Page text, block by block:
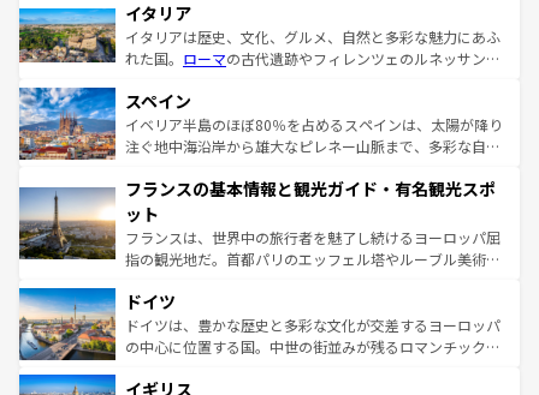
イタリア
イタリアは歴史、文化、グルメ、自然と多彩な魅力にあふ
れた国。 ローマの古代遺跡やフィレンツェのルネッサンス
ろん、トスカーナの美しい田園風景やアマルフィ海岸の絶
景など、自然景観も見逃せない。観光の合間には、本場の
ピザやパスタなど、絶品のイタリア料理を堪能することも
ませてくれるイタリアで、忘れられない旅をしてみよう！
なお、新着のイタリア情報は
しい。
スペイン
イベリア半島のほぼ80％を占めるスペインは、太陽が降り
注ぐ地中海沿岸から雄大なピレネー山脈まで、多彩な自然
文化が根付くこの国では、情熱的なフラメンコ、熱気あふ
れる闘牛、そして美味しいタパスが生活の一部となってい
る。首都マドリードの洗練された雰囲気や、バルセロナの
アートに溢れた街角から、地方では古代ローマ遺跡や中世
せる。地方によって風土や気候が異なるスペインはその個
性で訪れる人を魅了する。 なお、新着のスペイン情報は コ
ンテンツ一覧を参照してほしい。
フランスの基本情報と観光ガイド・有名観光スポ
ット
フランスは、世界中の旅行者を魅了し続けるヨーロッパ屈
指の観光地だ。首都パリのエッフェル塔やルーブル美術館
で、幅広い魅力が詰まっている。華麗な宮殿、歴史的な大
聖堂、美しいビーチ、そして豊かな自然が、訪れる者を心
から魅了する。また、フランスは美食の国としても知ら
いる。シャンパンの発祥地であるランス、プロヴァンスの
ドイツ
ドイツは、豊かな歴史と多彩な文化が交差するヨーロッパ
の中心に位置する国。中世の街並みが残るロマンチック街
顔を持つこの国は、どこを歩いても飽きることがない。ベ
イギリス